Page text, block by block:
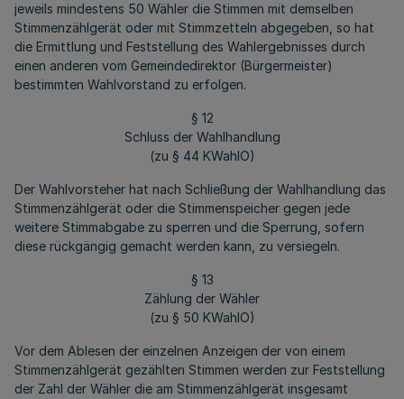
jeweils mindestens 50 Wähler die Stimmen mit demselben
Stimmenzählgerät oder mit Stimmzetteln abgegeben, so hat
die Ermittlung und Feststellung des Wahlergebnisses durch
einen anderen vom Gemeindedirektor (Bürgermeister)
bestimmten Wahlvorstand zu erfolgen.
§ 12
Schluss der Wahlhandlung
(zu § 44 KWahlO)
Der Wahlvorsteher hat nach Schließung der Wahlhandlung das
Stimmenzählgerät oder die Stimmenspeicher gegen jede
weitere Stimmabgabe zu sperren und die Sperrung, sofern
diese rückgängig gemacht werden kann, zu versiegeln.
§ 13
Zählung der Wähler
(zu § 50 KWahlO)
Vor dem Ablesen der einzelnen Anzeigen der von einem
Stimmenzählgerät gezählten Stimmen werden zur Feststellung
der Zahl der Wähler die am Stimmenzählgerät insgesamt